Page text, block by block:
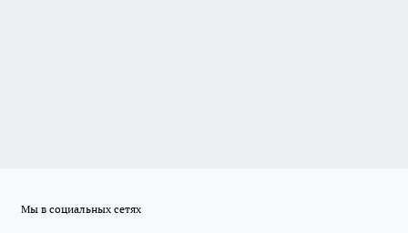
Мы в социальных сетях